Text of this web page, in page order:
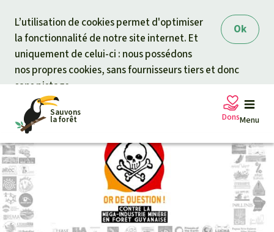
Ok
L’utilisation de cookies permet d'optimiser
la fonctionnalité de notre site internet. Et
uniquement de celui-ci : nous possédons
nos propres cookies, sans fournisseurs tiers et donc
sans pistage.
Sauvons
la forêt Menu
Pétitions
Projets
Dons
Votre soutien est capital
Don général